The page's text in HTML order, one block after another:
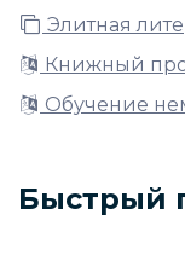
Элитная
Книжный
Обучение
Быстрый